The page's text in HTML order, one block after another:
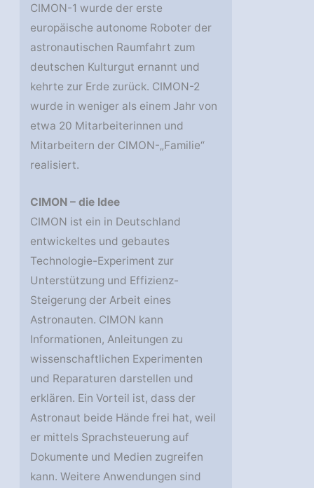
CIMON-1 wurde der erste
europäische autonome Roboter der
astronautischen Raumfahrt zum
deutschen Kulturgut ernannt und
kehrte zur Erde zurück. CIMON-2
wurde in weniger als einem Jahr von
etwa 20 Mitarbeiterinnen und
Mitarbeitern der CIMON-„Familie“
realisiert.
CIMON – die Idee
CIMON ist ein in Deutschland
entwickeltes und gebautes
Technologie-Experiment zur
Unterstützung und Effizienz-
Steigerung der Arbeit eines
Astronauten. CIMON kann
Informationen, Anleitungen zu
wissenschaftlichen Experimenten
und Reparaturen darstellen und
erklären. Ein Vorteil ist, dass der
Astronaut beide Hände frei hat, weil
er mittels Sprachsteuerung auf
Dokumente und Medien zugreifen
kann. Weitere Anwendungen sind